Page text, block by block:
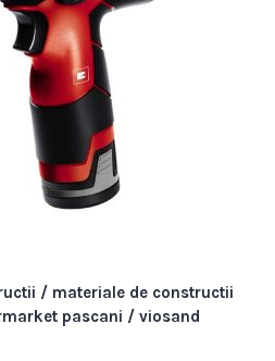
/ materiale de constructii
pascani / viosand